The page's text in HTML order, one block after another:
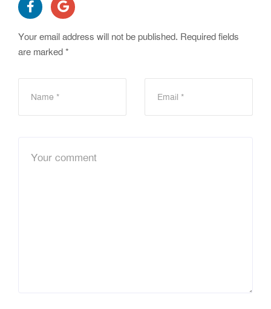
Your email address will not be published. Required fields
are marked *